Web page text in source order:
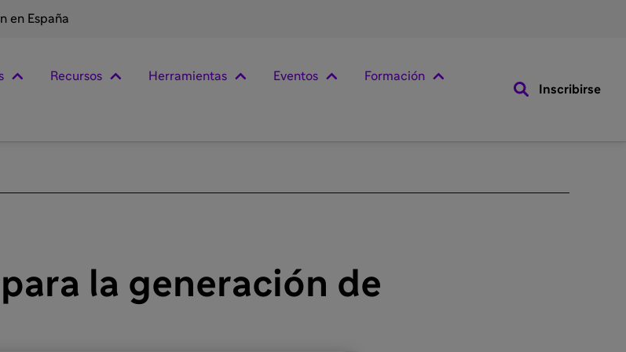
en España
Recursos Herramientas Eventos Formación
Inscribirse
la generación de